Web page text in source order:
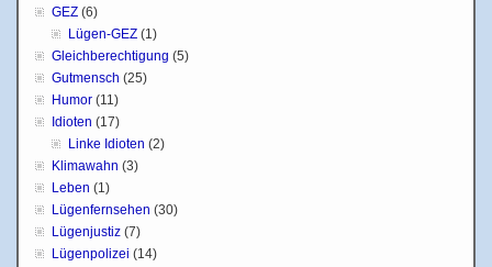
GEZ (6)
Lügen-GEZ (1)
Gleichberechtigung (5)
Gutmensch (25)
Humor (11)
Idioten (17)
Linke Idioten (2)
Klimawahn (3)
Leben (1)
Lügenfernsehen (30)
Lügenjustiz (7)
Lügenpolizei (14)